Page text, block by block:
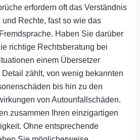
erfordern oft das Verständnis
Rechte, fast so wie das
Haben Sie darüber
richtige Rechtsberatung bei
einem Übersetzer
zählt, von wenig bekannten
bis hin zu den
von Autounfallschäden.
zusammen Ihren einzigartigen
Ohne entsprechende